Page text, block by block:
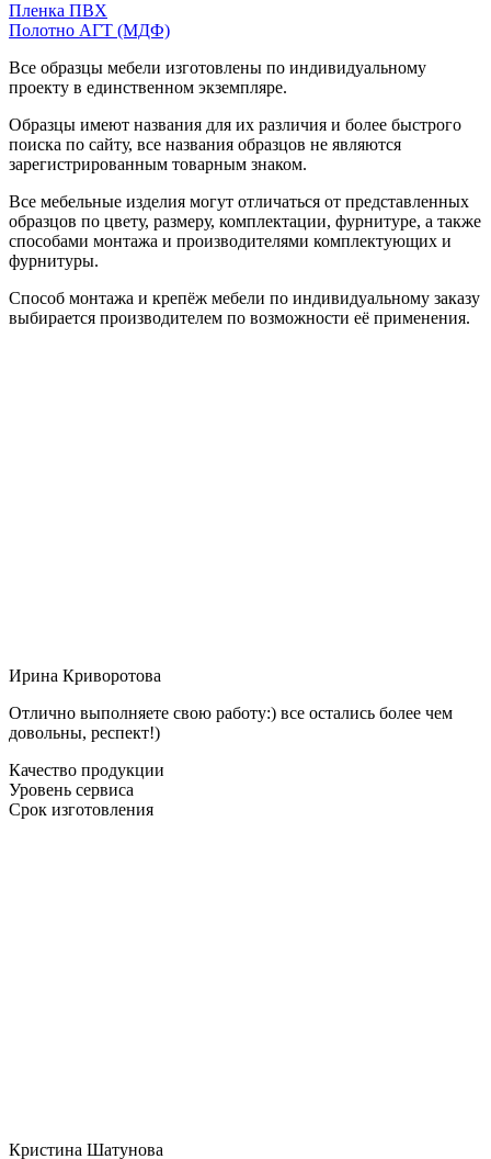
Пленка ПВХ
Полотно АГТ (МДФ)
Все образцы мебели изготовлены по индивидуальному
проекту в единственном экземпляре.
Образцы имеют названия для их различия и более быстрого
поиска по сайту, все названия образцов не являются
зарегистрированным товарным знаком.
Все мебельные изделия могут отличаться от представленных
образцов по цвету, размеру, комплектации, фурнитуре, а также
способами монтажа и производителями комплектующих и
фурнитуры.
Способ монтажа и крепёж мебели по индивидуальному заказу
выбирается производителем по возможности её применения.
Ирина Криворотова
Отлично выполняете свою работу:) все остались более чем
довольны, респект!)
Качество продукции
Уровень сервиса
Срок изготовления
Кристина Шатунова